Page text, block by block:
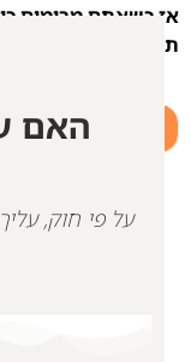
אז כשאתם מרימים
תשכחו להיות תמיד
+ האם